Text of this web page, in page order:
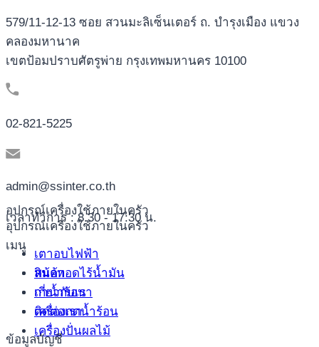
อุปกรณ์เครื่องใช้ภายในครัว
อุปกรณ์เครื่องใช้ภายในครัว
เตาอบไฟฟ้า
หม้อทอดไร้น้ำมัน
กาน้ำร้อน
เครื่องกดน้ำร้อน
เครื่องปั่นผลไม้
579/11-12-13 ซอย สวนมะลิเซ็นเตอร์ ถ. บำรุงเมือง แขวง
คลองมหานาค
เขตป้อมปราบศัตรูพ่าย กรุงเทพมหานคร 10100
02-821-5225
admin@ssinter.co.th
เวลาทำการ : 8.30 - 17:30 น.
เมนู
สินค้า
เกี่ยวกับเรา
ติดต่อเรา
ข้อมูลบัญชี